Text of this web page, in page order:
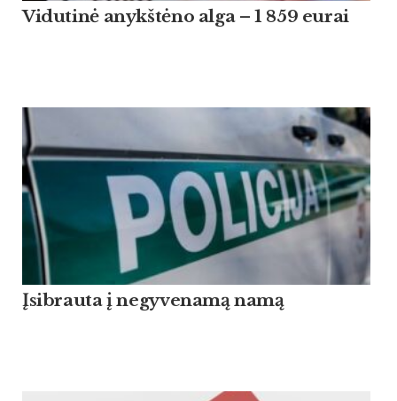
Vidutinė anykštėno alga – 1 859 eurai
Įsibrauta į negyvenamą namą